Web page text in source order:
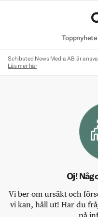
Schibsted News Media AB är
Läs mer här
Oj!
Vi ber om ursäkt och
vi kan, håll ut! Har du